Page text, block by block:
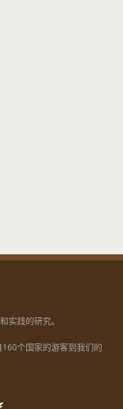
实践的研究。
个国家的游客到我们的